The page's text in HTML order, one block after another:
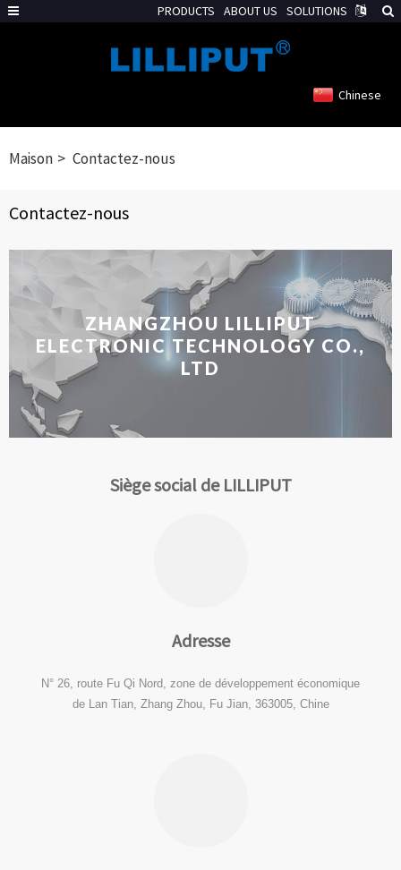
Chinese
Maison Contactez-nous
Contactez-nous
ZHANGZHOU LILLIPUT
ELECTRONIC TECHNOLOGY CO.,
LTD
Siège social de LILLIPUT
Adresse
N° 26, route Fu Qi Nord, zone de développement économique
de Lan Tian, ​​Zhang Zhou, Fu Jian, 363005, Chine
PRODUCTS ABOUT US SOLUTIONS